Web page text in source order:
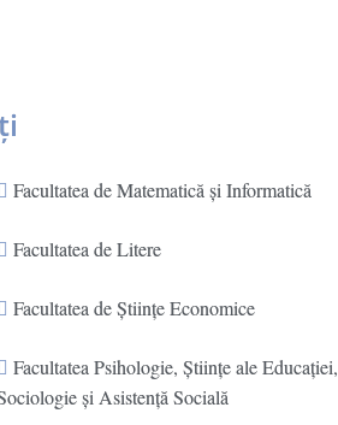
Facultatea de Matematică şi Informatică
Facultatea de Litere
Facultatea de Științe Economice
Facultatea Psihologie, Ştiinţe ale Educaţiei,
și Asistență Socială